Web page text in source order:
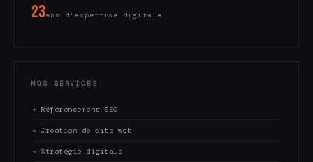
23ans d'expertise digitale
NOS SERVICES
→ Référencement SEO
→ Création de site web
→ Stratégie digitale